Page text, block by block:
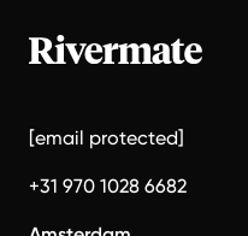
[email protected]
+31 970 1028 6682